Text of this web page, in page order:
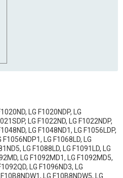
LG WD-80156SUP
LG WD-80157SU
LG WD-80158SP
LG WD-80160NUP
LG F1020NDP, LG
LG F1022ND, LG F1022NDP,
LG F1048ND1, LG F1056LDP,
F1056NDP1, LG F1068LD, LG
LG F1088LD, LG F1091LD, LG
LG F1092MD1, LG F1092MD5,
LG F1096ND3, LG
LG F10B8NDW5, LG